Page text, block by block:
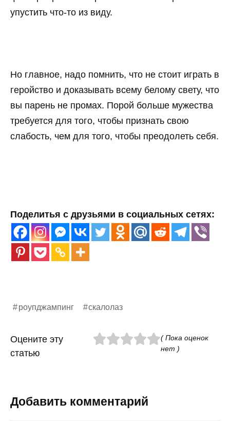
упустить что-то из виду.
Но главное, надо помнить, что не стоит играть в
геройство и доказывать всему белому свету, что
вы парень не промах. Порой больше мужества
требуется для того, чтобы признать свою
слабость, чем для того, чтобы преодолеть себя.
Поделитья с друзьями в социальных сетях:
роупджампинг скалолаз
Оцените эту
статью
( Пока оценок
нет )
Добавить комментарий